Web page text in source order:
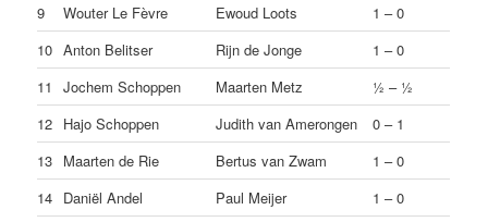
9
Wouter Le Fèvre Ewoud Loots
1 – 0
10 Anton Belitser Rijn de Jonge
1 – 0
11
Jochem Schoppen Maarten Metz
½ – ½
12 Hajo Schoppen Judith van Amerongen
0 – 1
13 Maarten de Rie Bertus van Zwam
1 – 0
14 Daniël Andel Paul Meijer
1 – 0